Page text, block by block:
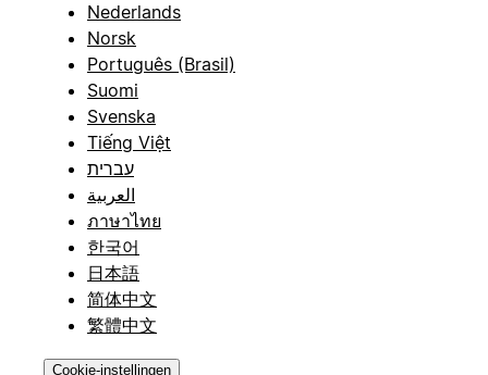
Nederlands
Norsk
Português (Brasil)
Suomi
Svenska
Tiếng Việt
עברית
العربية
ภาษาไทย
한국어
日本語
简体中文
繁體中文
Cookie-instellingen